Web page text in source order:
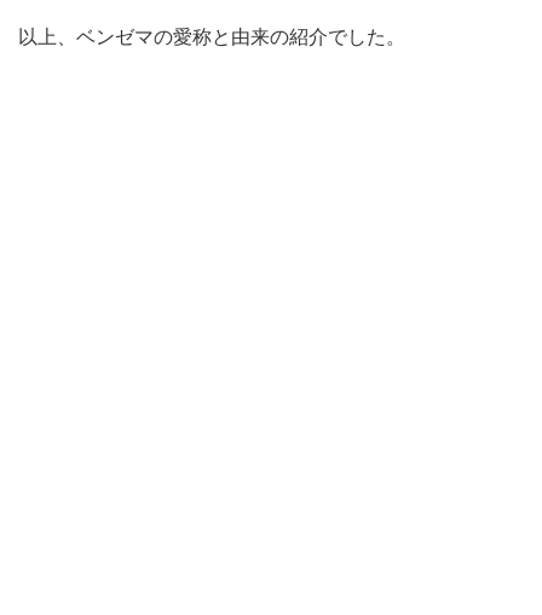
以上、ベンゼマの愛称と由来の紹介でした。